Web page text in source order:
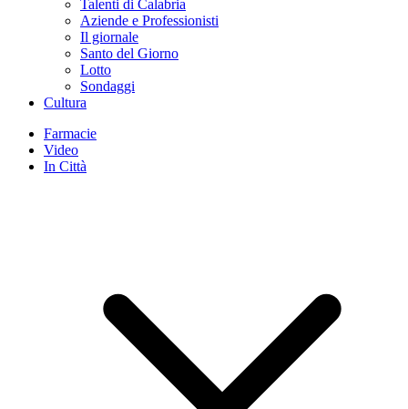
Talenti di Calabria
Aziende e Professionisti
Il giornale
Santo del Giorno
Lotto
Sondaggi
Cultura
Farmacie
Video
In Città